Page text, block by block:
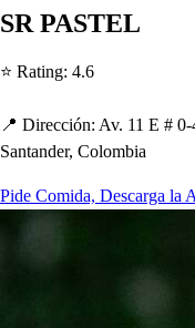
SR PASTEL
⭐ Rating: 4.6
📍 Dirección: Av. 11 E #
Santander, Colombia
Pide Comida, Descarga la